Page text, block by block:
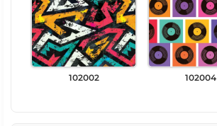
102002 102004